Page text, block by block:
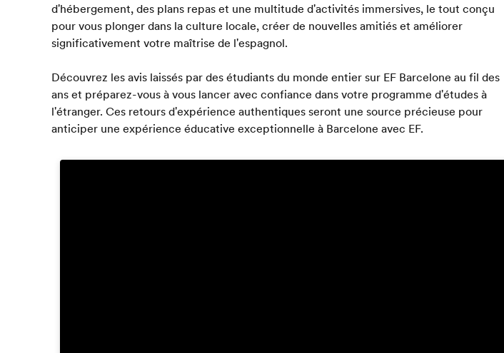
d'hébergement, des plans repas et une multitude d'activités immersives, le tout conçu
pour vous plonger dans la culture locale, créer de nouvelles amitiés et améliorer
significativement votre maîtrise de l'espagnol.
Découvrez les avis laissés par des étudiants du monde entier sur EF Barcelone au fil des
ans et préparez-vous à vous lancer avec confiance dans votre programme d'études à
l'étranger. Ces retours d'expérience authentiques seront une source précieuse pour
anticiper une expérience éducative exceptionnelle à Barcelone avec EF.